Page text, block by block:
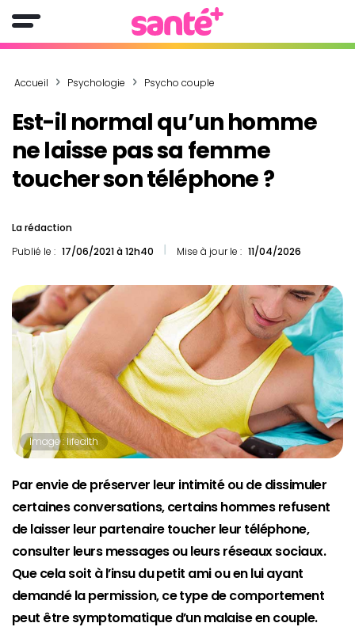
Accueil Psychologie Psycho couple
Est-il normal qu’un homme
ne laisse pas sa femme
toucher son téléphone ?
La rédaction
Publié le : 17/06/2021 à 12h40 Mise à jour le : 11/04/2026
Image : lifealth
Par envie de préserver leur intimité ou de dissimuler
certaines conversations, certains hommes refusent
de laisser leur partenaire toucher leur téléphone,
consulter leurs messages ou leurs réseaux sociaux.
Que cela soit à l’insu du petit ami ou en lui ayant
demandé la permission, ce type de comportement
peut être symptomatique d’un malaise en couple.